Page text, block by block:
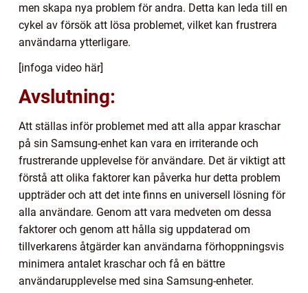
men skapa nya problem för andra. Detta kan leda till en
cykel av försök att lösa problemet, vilket kan frustrera
användarna ytterligare.
[infoga video här]
Avslutning:
Att ställas inför problemet med att alla appar kraschar
på sin Samsung-enhet kan vara en irriterande och
frustrerande upplevelse för användare. Det är viktigt att
förstå att olika faktorer kan påverka hur detta problem
uppträder och att det inte finns en universell lösning för
alla användare. Genom att vara medveten om dessa
faktorer och genom att hålla sig uppdaterad om
tillverkarens åtgärder kan användarna förhoppningsvis
minimera antalet kraschar och få en bättre
användarupplevelse med sina Samsung-enheter.